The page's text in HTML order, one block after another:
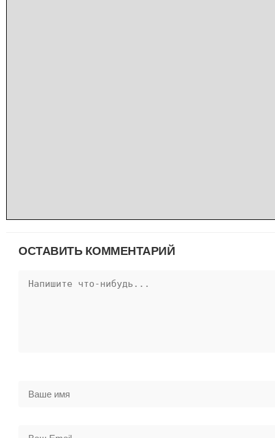
ОСТАВИТЬ КОММЕНТАРИЙ